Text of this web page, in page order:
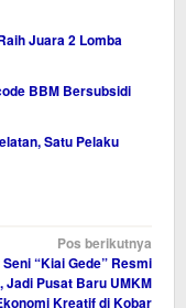
Juara 2 Lomba
BBM Bersubsidi
Satu Pelaku
Pos berikutnya
“Kiai Gede” Resmi
Jadi Pusat Baru UMKM
Kreatif di Kobar